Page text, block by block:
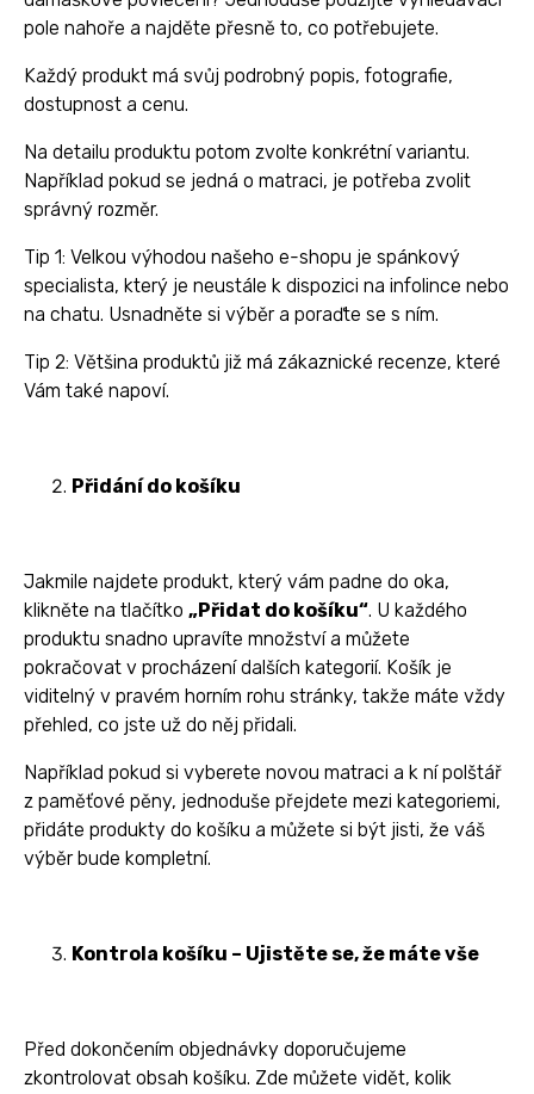
pole nahoře a najděte přesně to, co potřebujete.
Každý produkt má svůj podrobný popis, fotografie,
dostupnost a cenu.
Na detailu produktu potom zvolte konkrétní variantu.
Například pokud se jedná o matraci, je potřeba zvolit
správný rozměr.
Tip 1: Velkou výhodou našeho e-shopu je spánkový
specialista, který je neustále k dispozici na infolince nebo
na chatu. Usnadněte si výběr a poraďte se s ním.
Tip 2: Většina produktů již má zákaznické recenze, které
Vám také napoví.
Přidání do košíku
Jakmile najdete produkt, který vám padne do oka,
klikněte na tlačítko „Přidat do košíku“. U každého
produktu snadno upravíte množství a můžete
pokračovat v procházení dalších kategorií. Košík je
viditelný v pravém horním rohu stránky, takže máte vždy
přehled, co jste už do něj přidali.
Například pokud si vyberete novou matraci a k ní polštář
z paměťové pěny, jednoduše přejdete mezi kategoriemi,
přidáte produkty do košíku a můžete si být jisti, že váš
výběr bude kompletní.
Kontrola košíku – Ujistěte se, že máte vše
Před dokončením objednávky doporučujeme
zkontrolovat obsah košíku. Zde můžete vidět, kolik